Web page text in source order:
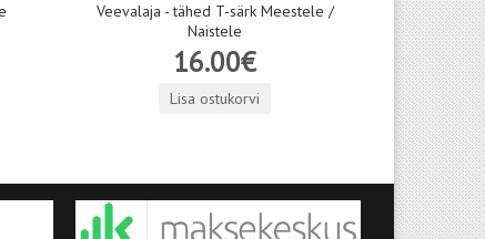
Veevalaja - tähed T-särk Meestele /
Naistele
16.00€
Lisa ostukorvi